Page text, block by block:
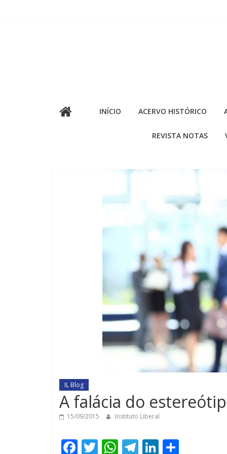
INÍCIO ACERVO HISTÓRICO
REVISTA NOTAS
IL Blog
A falácia do
15/09/2015 Instituto Liberal
F T W T Li